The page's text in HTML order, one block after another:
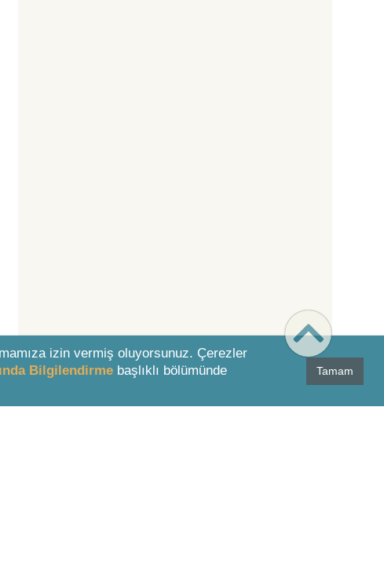
izin vermiş oluyorsunuz. Çerezler
Bilgilendirme başlıklı bölümünde
Tamam